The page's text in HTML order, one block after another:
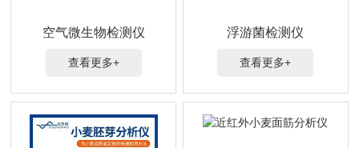
空气微生物检测仪
查看更多+
浮游菌检测仪
查看更多+